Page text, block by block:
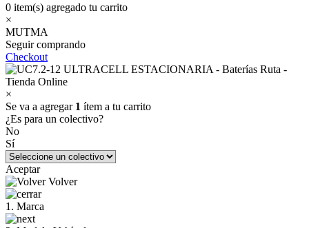
0 item(s) agregado tu carrito
×
MUTMA
Seguir comprando
Checkout
×
Se va a agregar 1 ítem a tu carrito
¿Es para un colectivo?
No
Sí
Aceptar
Volver
1. Marca